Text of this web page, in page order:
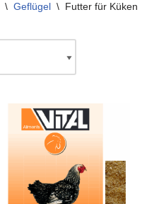
\ Geflügel \ Futter für Küken